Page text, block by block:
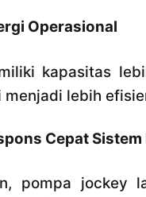
Operasional
kapasitas
lebih
Cepat
pompa jockey